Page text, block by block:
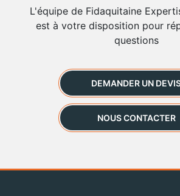
L'équipe de Fidaquitaine
est à votre disposition pour
questions
DEMANDER UN
NOUS CONTACTER